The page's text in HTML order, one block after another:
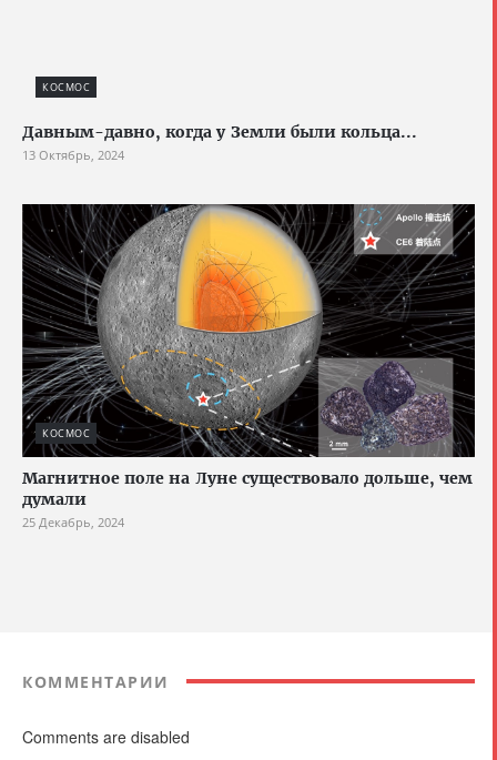
КОСМОС
Давным-давно, когда у Земли были кольца...
13 Октябрь, 2024
КОСМОС
Магнитное поле на Луне существовало дольше, чем
думали
25 Декабрь, 2024
КОММЕНТАРИИ
Comments are disabled